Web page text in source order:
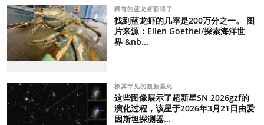
稀有的蓝龙虾获得了
找到蓝龙虾的几率是200万分之一。 图
片来源：Ellen Goethel/探索海洋世
界 &nb...
极其罕见的超新星死
这些图像展示了超新星SN 2026gzf的
演化过程，该星于2026年3月21日由爱
因斯坦探测器...